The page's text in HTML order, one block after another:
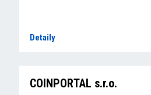
Členská sekce
Detaily
COINPORTAL s.r.o.